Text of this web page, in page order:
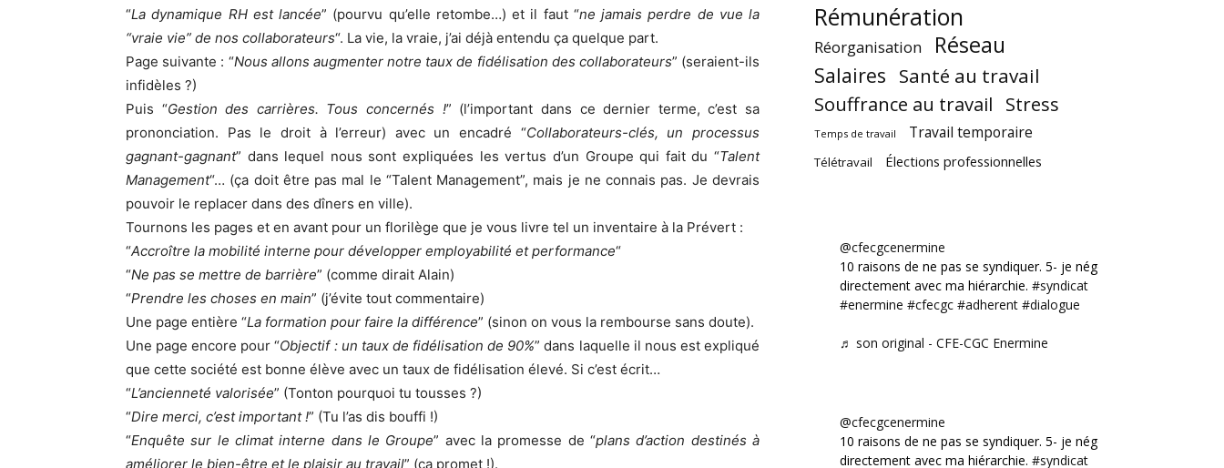
“La dynamique RH est lancée” (pourvu qu’elle retombe…) et il faut “ne jamais perdre de vue la
“vraie vie” de nos collaborateurs“. La vie, la vraie, j’ai déjà entendu ça quelque part.
Page suivante : “Nous allons augmenter notre taux de fidélisation des collaborateurs” (seraient-ils
infidèles ?)
Puis “Gestion des carrières. Tous concernés !” (l’important dans ce dernier terme, c’est sa
prononciation. Pas le droit à l’erreur) avec un encadré “Collaborateurs-clés, un processus
gagnant-gagnant” dans lequel nous sont expliquées les vertus d’un Groupe qui fait du “Talent
Management“… (ça doit être pas mal le “Talent Management”, mais je ne connais pas. Je devrais
pouvoir le replacer dans des dîners en ville).
Tournons les pages et en avant pour un florilège que je vous livre tel un inventaire à la Prévert :
“Accroître la mobilité interne pour développer employabilité et performance“
“Ne pas se mettre de barrière” (comme dirait Alain)
“Prendre les choses en main” (j’évite tout commentaire)
Une page entière “La formation pour faire la différence” (sinon on vous la rembourse sans doute).
Une page encore pour “Objectif : un taux de fidélisation de 90%” dans laquelle il nous est expliqué
que cette société est bonne élève avec un taux de fidélisation élevé. Si c’est écrit…
“L’ancienneté valorisée” (Tonton pourquoi tu tousses ?)
“Dire merci, c’est important !” (Tu l’as dis bouffi !)
“Enquête sur le climat interne dans le Groupe” avec la promesse de “plans d’action destinés à
améliorer le bien-être et le plaisir au travail” (ça promet !).
Rémunération
Réorganisation Réseau
Salaires Santé au travail
Souffrance au travail Stress
Temps de travail Travail temporaire
Télétravail Élections professionnelles
@cfecgcenermine
10 raisons de ne pas se syndiquer. 5- je négocie
directement avec ma hiérarchie. #syndicat
#enermine #cfecgc #adherent #dialogue
♬ son original - CFE-CGC Enermine
@cfecgcenermine
10 raisons de ne pas se syndiquer. 5- je négocie
directement avec ma hiérarchie. #syndicat